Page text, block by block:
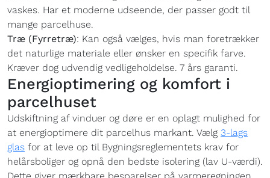
vaskes. Har et moderne udseende, der passer godt til
mange parcelhuse.
Træ (Fyrretræ): Kan også vælges, hvis man foretrækker
det naturlige materiale eller ønsker en specifik farve.
Kræver dog udvendig vedligeholdelse. 7 års garanti.
Energioptimering og komfort i
parcelhuset
Udskiftning af vinduer og døre er en oplagt mulighed for
at energioptimere dit parcelhus markant. Vælg 3-lags
glas for at leve op til Bygningsreglementets krav for
helårsboliger og opnå den bedste isolering (lav U-værdi).